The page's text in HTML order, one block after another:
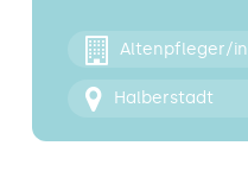
Altenpfleger/in
Halberstadt